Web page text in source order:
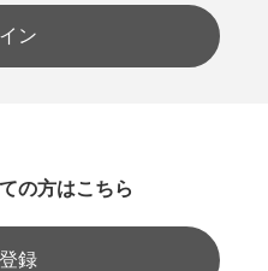
ン
の方はこちら
録